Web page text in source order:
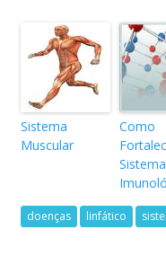
Sistema
Muscular
Como
Sistema
doenças linfático